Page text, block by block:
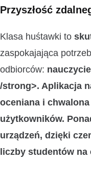
Przyszłość
Klasa huśtawki to
zaspokajająca
odbiorców:
/strong>. Aplikacja
oceniana i
użytkowników.
urządzeń, dzięki
liczby studentów na